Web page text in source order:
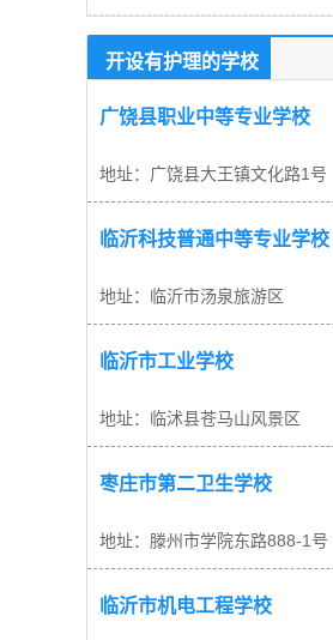
开设有护理的学校
广饶县职业中等专业学校
地址：广饶县大王镇文化路1号
临沂科技普通中等专业学校
地址：临沂市汤泉旅游区
临沂市工业学校
地址：临沭县苍马山风景区
枣庄市第二卫生学校
地址：滕州市学院东路888-1号
临沂市机电工程学校